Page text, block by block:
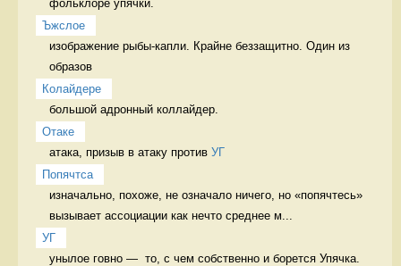
фольклоре упячки.
Ъжслое
изображение рыбы-капли. Крайне беззащитно. Один из
образов
Колайдере
большой адронный коллайдер.
Отаке
атака, призыв в атаку против УГ
Попячтса
изначально, похоже, не означало ничего, но «попячтесь»
вызывает ассоциации как нечто среднее м...
УГ
унылое говно —  то, с чем собственно и борется Упячка.